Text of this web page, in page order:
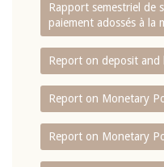
Rapport semestriel de
paiement adossés à la
Report on deposit and
Report on Monetary
Report on Monetary